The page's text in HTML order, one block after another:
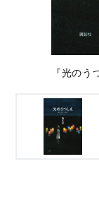
『光の